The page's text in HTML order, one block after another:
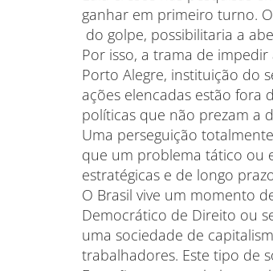
ganhar em primeiro turno.
do golpe, possibilitaria a
Por isso, a trama de
Porto Alegre, instituição do
ações elencadas estão fora
políticas que não prezam a
Uma perseguição
que um problema tático ou
estratégicas e de longo
O Brasil vive um momento
Democrático de Direito ou
uma sociedade de
trabalhadores. Este tipo de